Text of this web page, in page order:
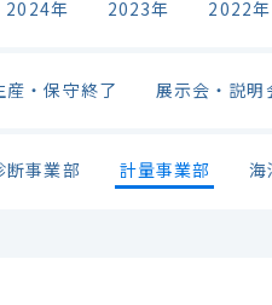
2024年 2023年 2022年
産・保守終了 展示会・説明
断事業部 計量事業部 海